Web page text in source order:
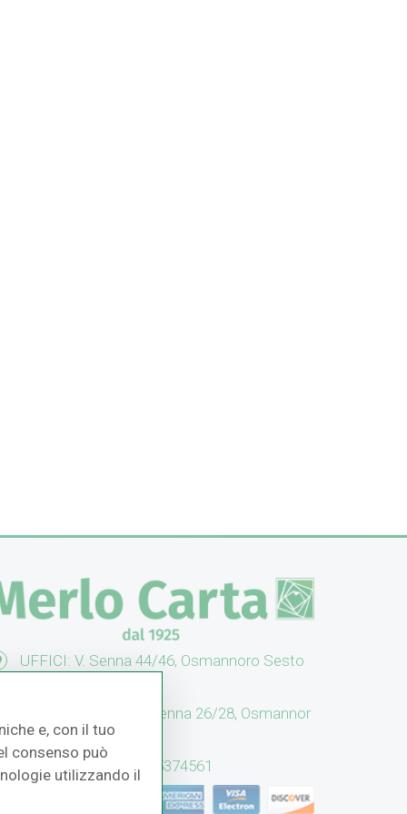
UFFICI: V. Senna 44/46, Osmannoro Sesto
CASH & CARRY: V. Senna 26/28, Osmannor
F.no (FI)
Assistenza: (+39) 055374561
e, con il tuo
consenso può
utilizzando il